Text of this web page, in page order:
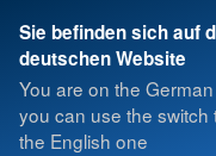
Sie befinden sich auf
deutschen Website
You are on the
you can use the switch
the English one